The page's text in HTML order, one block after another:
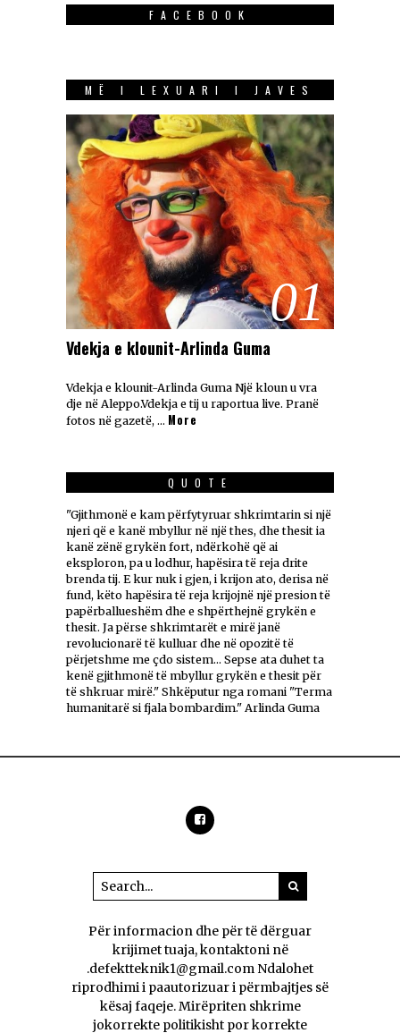
FACEBOOK
MË I LEXUARI I JAVES
01
Vdekja e klounit-Arlinda Guma
Vdekja e klounit-Arlinda Guma Një kloun u vra
dje në Aleppo.Vdekja e tij u raportua live. Pranë
fotos në gazetë, … More
QUOTE
"Gjithmonë e kam përfytyruar shkrimtarin si një
njeri që e kanë mbyllur në një thes, dhe thesit ia
kanë zënë grykën fort, ndërkohë që ai
eksploron, pa u lodhur, hapësira të reja drite
brenda tij. E kur nuk i gjen, i krijon ato, derisa në
fund, këto hapësira të reja krijojnë një presion të
papërballueshëm dhe e shpërthejnë grykën e
thesit. Ja përse shkrimtarët e mirë janë
revolucionarë të kulluar dhe në opozitë të
përjetshme me çdo sistem... Sepse ata duhet ta
kenë gjithmonë të mbyllur grykën e thesit për
të shkruar mirë." Shkëputur nga romani "Terma
humanitarë si fjala bombardim." Arlinda Guma
Për informacion dhe për të dërguar
krijimet tuaja, kontaktoni në
.defektteknik1@gmail.com Ndalohet
riprodhimi i paautorizuar i përmbajtjes së
kësaj faqeje. Mirëpriten shkrime
jokorrekte politikisht por korrekte